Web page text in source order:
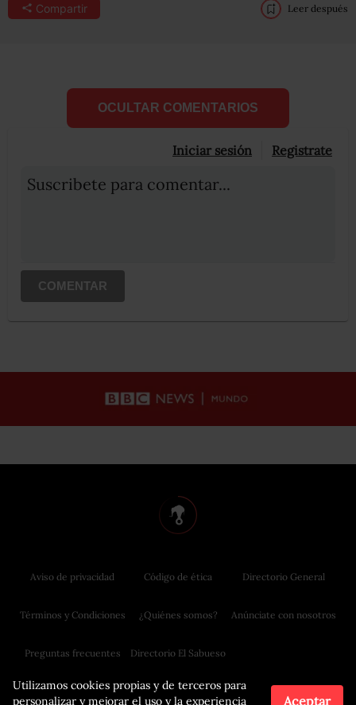
Compartir Leer después
OCULTAR COMENTARIOS
Iniciar sesión Registrate
Suscribete para comentar...
COMENTAR
Utilizamos cookies propias y de terceros para
personalizar y mejorar el uso y la experiencia
Aceptar
Aviso de privacidad
Términos y Condiciones
Preguntas frecuentes
Código de ética
¿Quiénes somos?
Directorio El Sabueso
Directorio General
Anúnciate con nosotros